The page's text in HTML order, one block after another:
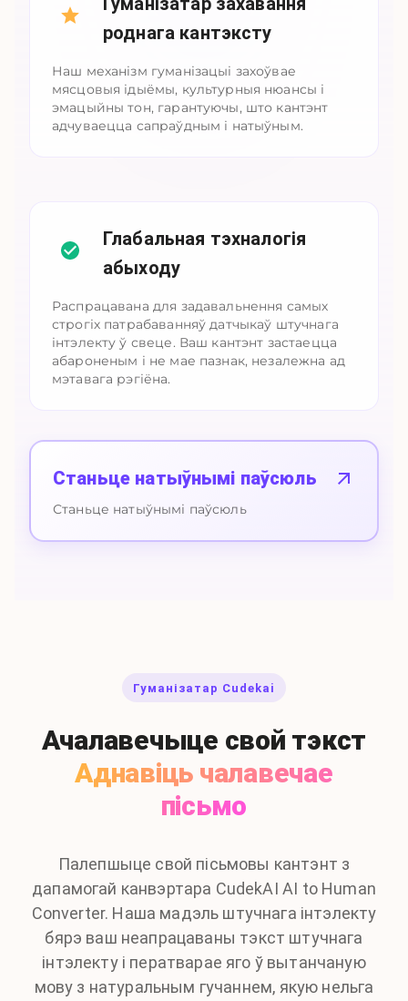
роднага кантэксту
Наш механізм гуманізацыі захоўвае
мясцовыя ідыёмы, культурныя нюансы і
эмацыйны тон, гарантуючы, што кантэнт
адчуваецца сапраўдным і натыўным.
Глабальная тэхналогія
абыходу
Распрацавана для задавальнення самых
строгіх патрабаванняў датчыкаў штучнага
інтэлекту ў свеце. Ваш кантэнт застаецца
абароненым і не мае пазнак, незалежна ад
мэтавага рэгіёна.
Станьце натыўнымі паўсюль
Станьце натыўнымі паўсюль
Гуманізатар Cudekai
Ачалавечыце свой тэкст
Аднавіць чалавечае
пісьмо
Палепшыце свой пісьмовы кантэнт з
дапамогай канвэртара CudekAI AI to Human
Converter. Наша мадэль штучнага інтэлекту
бярэ ваш неапрацаваны тэкст штучнага
інтэлекту і ператварае яго ў вытанчаную
мову з натуральным гучаннем, якую нельга